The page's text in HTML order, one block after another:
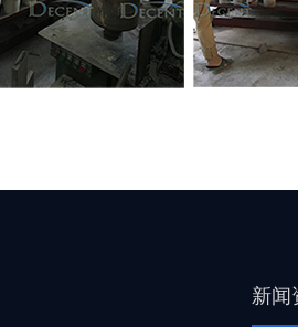
新闻